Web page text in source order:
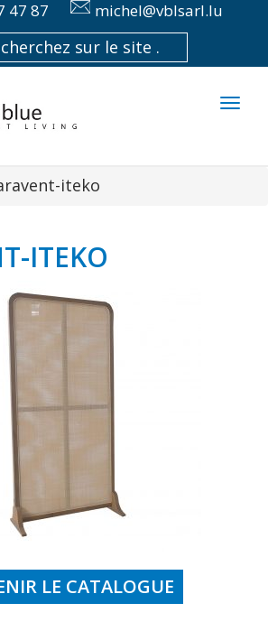
47 87 michel@vblsarl.lu
iteko
ITEKO
LE CATALOGUE